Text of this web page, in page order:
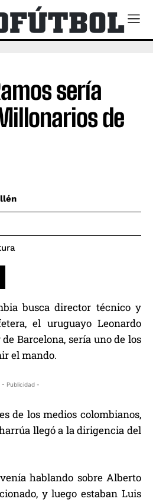
sería
de
busca director técnico y
el uruguayo Leonardo
Barcelona, sería uno de los
el mando.
- Publicidad -
de los medios colombianos,
llegó a la dirigencia del
hablando sobre Alberto
y luego estaban Luis